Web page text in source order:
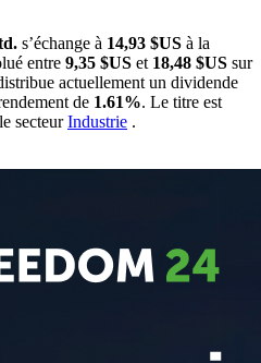
s’échange à 14,93 $US à la
entre 9,35 $US et 18,48 $US sur
actuellement un dividende
de 1.61%. Le titre est
secteurIndustrie .